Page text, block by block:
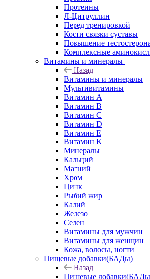
Протеины
Л-Цитруллин
Перед тренировкой
Кости связки суставы
Повышение тестостерона
Комплексные
Витамины и минералы
Назад
Витамины и минералы
Мультивитамины
Витамин A
Витамин B
Витамин C
Витамин D
Витамин E
Витамин K
Минералы
Кальций
Магний
Хром
Цинк
Рыбий жир
Калий
Железо
Селен
Витамины для мужчин
Витамины для женщин
Кожа, волосы, ногти
Пищевые добавки(БАДы)
Назад
Пищевые